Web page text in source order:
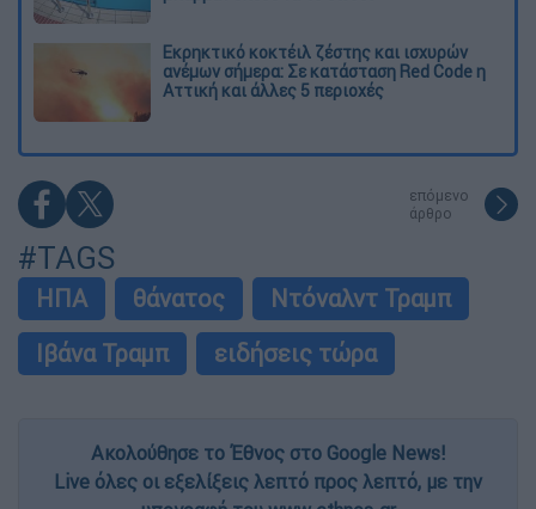
Εκρηκτικό κοκτέιλ ζέστης και ισχυρών
ανέμων σήμερα: Σε κατάσταση Red Code η
Αττική και άλλες 5 περιοχές
επόμενο
άρθρο
#TAGS
ΗΠΑ θάνατος
Ντόναλντ Τραμπ
Ιβάνα Τραμπ
ειδήσεις τώρα
Ακολούθησε το Έθνος στο Google News!
Live όλες οι εξελίξεις λεπτό προς λεπτό, με την